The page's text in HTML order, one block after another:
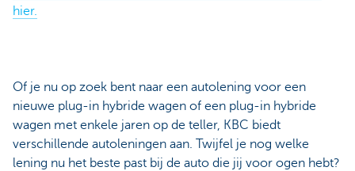
hier.
Of je nu op zoek bent naar een autolening voor een
nieuwe plug-in hybride wagen of een plug-in hybride
wagen met enkele jaren op de teller, KBC biedt
verschillende autoleningen aan. Twijfel je nog welke
lening nu het beste past bij de auto die jij voor ogen hebt?